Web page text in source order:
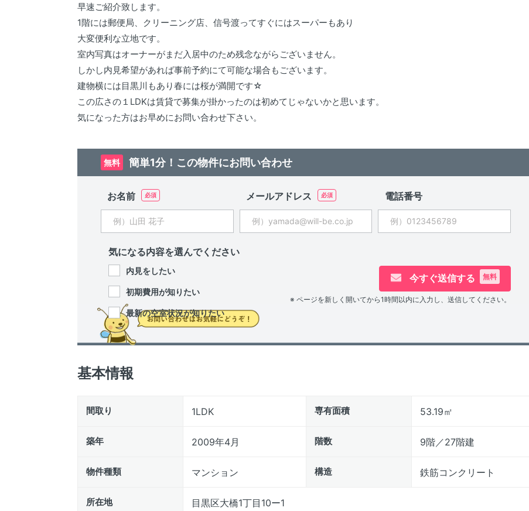
早速ご紹介致します。
1階には郵便局、クリーニング店、信号渡ってすぐにはスーパーもあり
大変便利な立地です。
室内写真はオーナーがまだ入居中のため残念ながらございません。
しかし内見希望があれば事前予約にて可能な場合もございます。
建物横には目黒川もあり春には桜が満開です☆
この広さの１LDKは賃貸で募集が掛かったのは初めてじゃないかと思います。
気になった方はお早めにお問い合わせ下さい。
無料 簡単1分！この物件にお問い合わせ
お名前 メールアドレス 電話番号
気になる内容を選んでください
内見をしたい
初期費用が知りたい
最新の空室状況が知りたい
今すぐ送信する 無料
※ ページを新しく開いてから1時間以内に入力し、送信してください。
基本情報
間取り 1LDK 専有面積 53.19㎡
築年 2009年4月 階数 9階／27階建
物件種類 マンション 構造 鉄筋コンクリート
所在地 目黒区大橋1丁目10ー1